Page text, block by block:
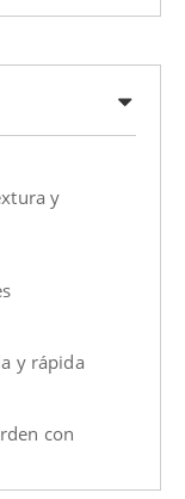
y
y rápida
con